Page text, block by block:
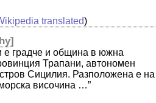
translated)
]
е градче и община в южна
Трапани, автономен
Сицилия. Разположена е на
височина …”